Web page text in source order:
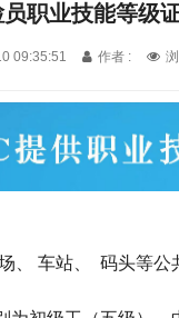
职业技能等级
09:35:51 作者 :
、 车站、
码头等公